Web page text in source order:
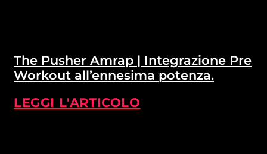
The Pusher Amrap | Integrazione Pre
Workout all’ennesima potenza.
LEGGI L'ARTICOLO